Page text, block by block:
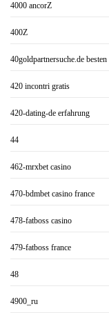
4000 ancorZ
400Z
40goldpartnersuche.de
420 incontri gratis
420-dating-de erfahrung
44
462-mrxbet casino
470-bdmbet casino france
478-fatboss casino
479-fatboss france
48
4900_ru